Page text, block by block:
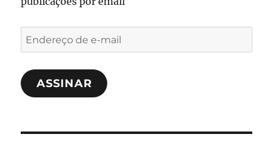
Endereço
de
e-
mailASSINAR